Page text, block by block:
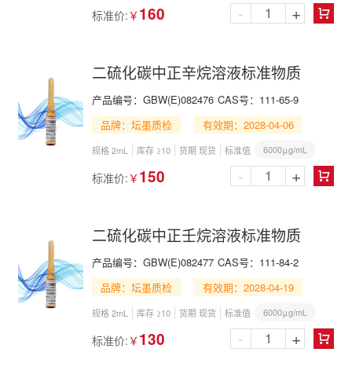
标准价: ￥ 160 
- +
二硫化碳中正辛烷溶液标准物质
产品编号： GBW(E)082476 CAS号： 111-65-9
品牌：坛墨质检
有效期：2028-04-06
规格 2mL 库存 ≥10 货期 现货 标准值 6000μg/mL
标准价: ￥ 150 
- +
二硫化碳中正壬烷溶液标准物质
产品编号： GBW(E)082477 CAS号： 111-84-2
品牌：坛墨质检
有效期：2028-04-19
规格 2mL 库存 ≥10 货期 现货 标准值 6000μg/mL
标准价: ￥ 130 
- +